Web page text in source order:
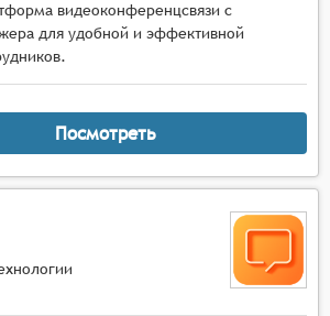
видеоконференцсвязи с
для удобной и эффективной
Посмотреть